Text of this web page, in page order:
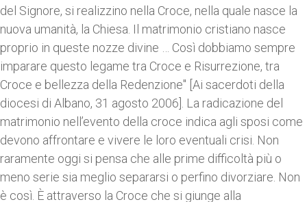
del Signore, si realizzino nella Croce, nella quale nasce la
nuova umanità, la Chiesa. Il matrimonio cristiano nasce
proprio in queste nozze divine … Così dobbiamo sempre
imparare questo legame tra Croce e Risurrezione, tra
Croce e bellezza della Redenzione" [Ai sacerdoti della
diocesi di Albano, 31 agosto 2006]. La radicazione del
matrimonio nell’evento della croce indica agli sposi come
devono affrontare e vivere le loro eventuali crisi. Non
raramente oggi si pensa che alle prime difficoltà più o
meno serie sia meglio separarsi o perfino divorziare. Non
è così. È attraverso la Croce che si giunge alla